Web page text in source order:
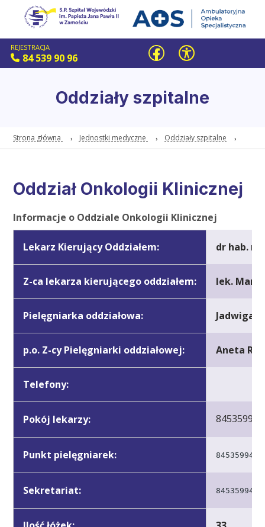
REJESTRACJA
84 539 90 96
Oddziały szpitalne
Strona główna Jednostki medyczne Oddziały szpitalne
Oddział Onkologii Klinicznej
Informacje o Oddziale Onkologii Klinicznej
Lekarz Kierujący Oddziałem: dr hab. n.
Z-ca lekarza kierującego oddziałem: lek.
Pielęgniarka oddziałowa: Jadwiga
p.o. Z-cy Pielęgniarki oddziałowej: Aneta
Telefony:
Pokój lekarzy: 845359944
Punkt pielęgniarek: 845359940
Sekretariat: 845359946